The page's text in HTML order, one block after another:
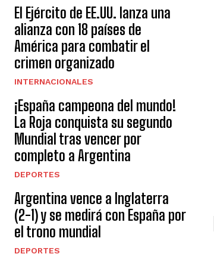
El Ejército de EE.UU. lanza una
alianza con 18 países de
América para combatir el
crimen organizado
INTERNACIONALES
¡España campeona del mundo!
La Roja conquista su segundo
Mundial tras vencer por
completo a Argentina
DEPORTES
Argentina vence a Inglaterra
(2-1) y se medirá con España por
el trono mundial
DEPORTES